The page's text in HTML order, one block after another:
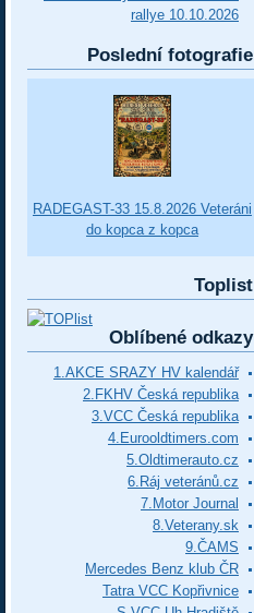
rallye 10.10.2026
Poslední fotografie
RADEGAST-33 15.8.2026 Veteráni
do kopca z kopca
Toplist
Oblíbené odkazy
1.AKCE SRAZY HV kalendář
2.FKHV Česká republika
3.VCC Česká republika
4.Eurooldtimers.com
5.Oldtimerauto.cz
6.Ráj veteránů.cz
7.Motor Journal
8.Veterany.sk
9.ČAMS
Mercedes Benz klub ČR
Tatra VCC Kopřivnice